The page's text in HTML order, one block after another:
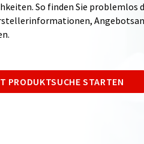
So finden Sie problemlos
PRODUKTSUCHE STARTEN